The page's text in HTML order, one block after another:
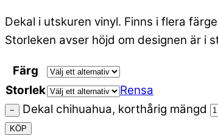
Dekal i utskuren vinyl. Finns i flera
Storleken avser höjd om designen är i
Färg
Storlek
Rensa
− Dekal chihuahua, korthårig mängd
KÖP